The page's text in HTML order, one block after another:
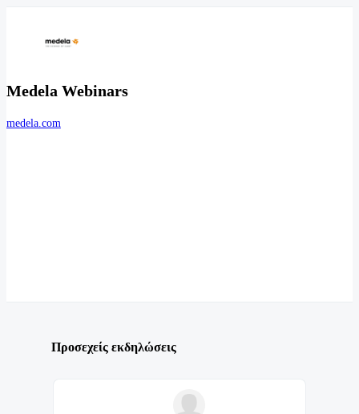
Medela Webinars
medela.com
Προσεχείς εκδηλώσεις